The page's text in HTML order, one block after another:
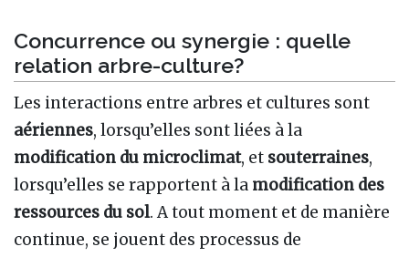
Concurrence ou synergie : quelle
relation arbre-culture?
Les interactions entre arbres et cultures sont
aériennes, lorsqu’elles sont liées à la
modification du microclimat, et souterraines,
lorsqu’elles se rapportent à la modification des
ressources du sol. A tout moment et de manière
continue, se jouent des processus de